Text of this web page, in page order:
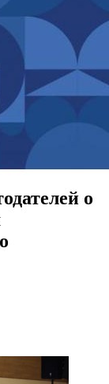
о